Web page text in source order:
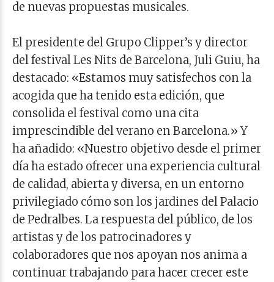
de nuevas propuestas musicales.
El presidente del Grupo Clipper’s y director
del festival Les Nits de Barcelona, Juli Guiu, ha
destacado: «Estamos muy satisfechos con la
acogida que ha tenido esta edición, que
consolida el festival como una cita
imprescindible del verano en Barcelona.» Y
ha añadido: «Nuestro objetivo desde el primer
día ha estado ofrecer una experiencia cultural
de calidad, abierta y diversa, en un entorno
privilegiado cómo son los jardines del Palacio
de Pedralbes. La respuesta del público, de los
artistas y de los patrocinadores y
colaboradores que nos apoyan nos anima a
continuar trabajando para hacer crecer este